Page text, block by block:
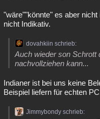
"wäre""könnte" es aber
nicht Indikativ.
dovahkiin schrieb:
Auch wieder son Schrott
nachvollziehen kann...
Indianer ist bei uns keine
Beispiel liefern für echten
Jimmybondy schrieb: